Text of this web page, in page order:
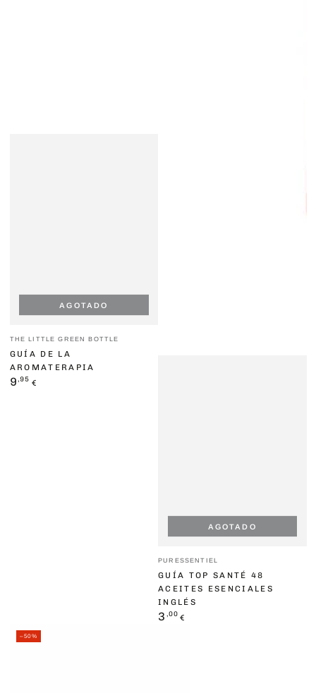
Vendedor:
THE LITTLE GREEN BOTTLE
GUÍA DE LA
AROMATERAPIA
Precio
9 ,95 €
AGOTADO
Vendedor:
PURESSENTIEL
GUÍA TOP SANTÉ 48
ACEITES ESENCIALES
INGLÉS
Precio
3 ,00 €
AGOTADO
–50%